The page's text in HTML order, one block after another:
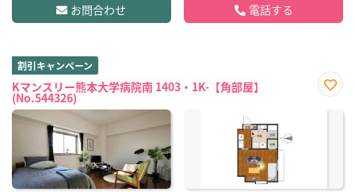
お問合わせ 電話する
割引キャンペーン
Kマンスリー熊本大学病院南 1403・1K-【角部屋】
(No.544326)
に入